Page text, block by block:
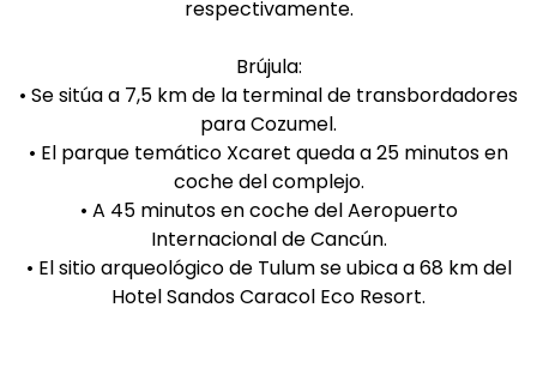
respectivamente.
Brújula:
• Se sitúa a 7,5 km de la terminal de transbordadores
para Cozumel.
• El parque temático Xcaret queda a 25 minutos en
coche del complejo.
• A 45 minutos en coche del Aeropuerto
Internacional de Cancún.
• El sitio arqueológico de Tulum se ubica a 68 km del
Hotel Sandos Caracol Eco Resort.